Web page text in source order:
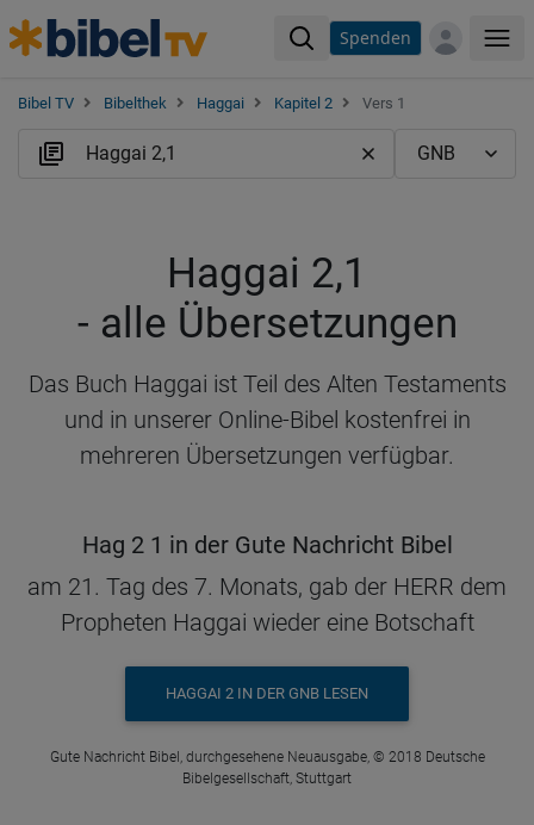
Spenden
Bibel TV Bibelthek Haggai Kapitel 2 Vers 1
Haggai 2,1
- alle Übersetzungen
Das Buch Haggai ist Teil des Alten Testaments
und in unserer Online-Bibel kostenfrei in
mehreren Übersetzungen verfügbar.
Hag 2 1 in der Gute Nachricht Bibel
am 21. Tag des 7. Monats, gab der HERR dem
Propheten Haggai wieder eine Botschaft
HAGGAI 2 IN DER GNB LESEN
Gute Nachricht Bibel, durchgesehene Neuausgabe, © 2018 Deutsche
Bibelgesellschaft, Stuttgart